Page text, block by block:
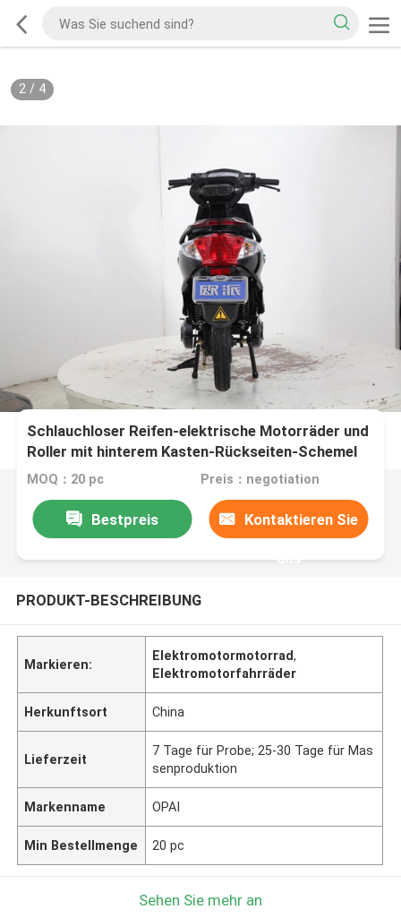
2/ 4
Schlauchloser Reifen-elektrische Motorräder und
Roller mit hinterem Kasten-Rückseiten-Schemel
MOQ：20 pc Preis：negotiation
Bestpreis Kontaktieren Sie
uns
PRODUKT-BESCHREIBUNG
Markieren:
Elektromotormotorrad,
Elektromotorfahrräder
Herkunftsort China
Lieferzeit
7 Tage für Probe; 25-30 Tage für Mas
senproduktion
Markenname OPAI
Min Bestellmenge 20 pc
Sehen Sie mehr an